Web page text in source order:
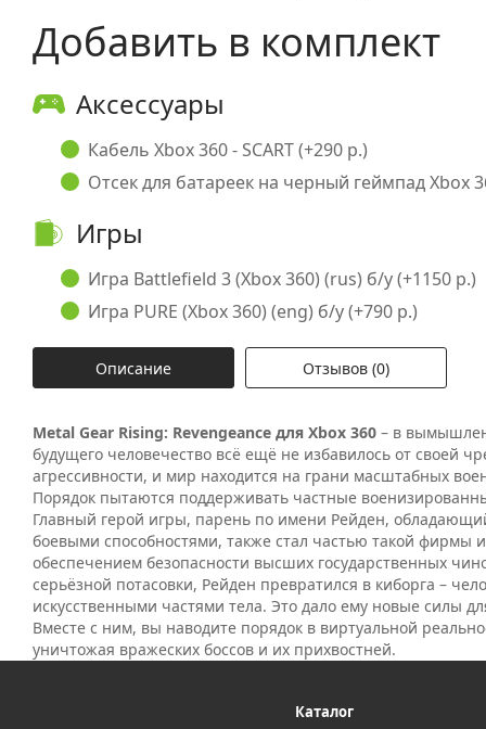
Добавить в комплект
Аксессуары
Кабель Xbox 360 - SCART (+290 р.)
Отсек для батареек на черный геймпад Xbox
Игры
Игра Battlefield 3 (Xbox 360) (rus) б/у (+1150 р.)
Игра PURE (Xbox 360) (eng) б/у (+790 р.)
Описание Отзывов (0)
Metal Gear Rising: Revengeance для Xbox 360 – в
будущего человечество всё ещё не избавилось от своей
агрессивности, и мир находится на грани масштабных
Порядок пытаются поддерживать частные
Главный герой игры, парень по имени Рейден,
боевыми способностями, также стал частью такой фирмы
обеспечением безопасности высших государственных
серьёзной потасовки, Рейден превратился в киборга –
искусственными частями тела. Это дало ему новые силы
Вместе с ним, вы наводите порядок в виртуальной
уничтожая вражеских боссов и их прихвостней.
Каталог